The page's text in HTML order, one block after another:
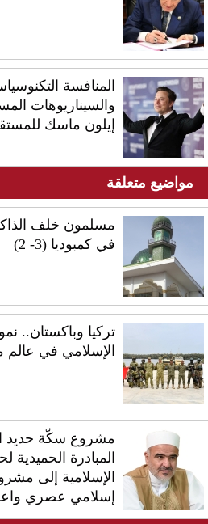
المنافسة
والسيناريوهات
إيلون ماسك
مواضيع متعلقة
في كمبوديا (3- 2)
تركيا وباكستان..
الإسلامي في عالم
مشروع سكّة حديد
المبادرة الحميدية
الإسلامية إلى
إسلامي عصري